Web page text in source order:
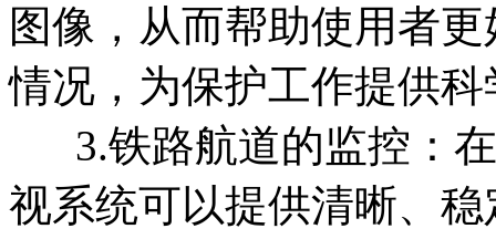
图像，从而帮助使用者
情况，为保护工作提供
3.铁路航道的监控：在
视系统可以提供清晰、